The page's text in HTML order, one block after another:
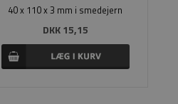
40 x 110 x 3 mm i smedejern
DKK 15,15